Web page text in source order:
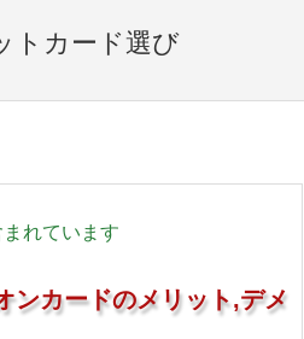


次へ
れています
ンカードのメリット,デメ